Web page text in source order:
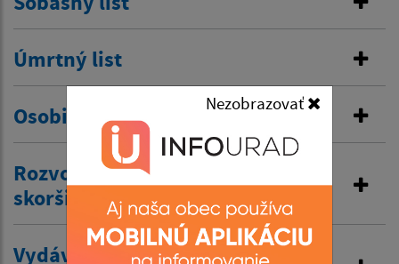
Nezobrazovať
Úmrtný list
Osobitná matrika
Rozvod manželstva a prijatie
skoršieho priezviska
Vydávanie výpisov z matriky a